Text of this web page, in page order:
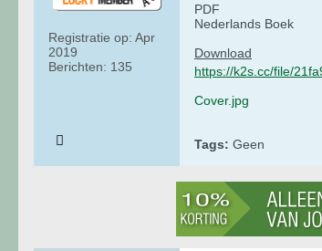
Registratie op: Apr
2019
Berichten: 135
PDF
Nederlands Boek
Download
https://k2s.cc/file/
Cover.jpg
Tags: Geen